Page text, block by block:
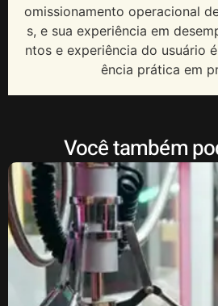
omissionamento operacional
s, e sua experiência em
ntos e experiência do usuário
ência prática em
Você também